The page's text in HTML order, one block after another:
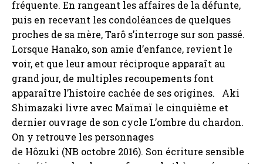
fréquente. En rangeant les affaires de la défunte,
puis en recevant les condoléances de quelques
proches de sa mère, Tarô s’interroge sur son passé.
Lorsque Hanako, son amie d’enfance, revient le
voir, et que leur amour réciproque apparaît au
grand jour, de multiples recoupements font
apparaître l’histoire cachée de ses origines. Aki
Shimazaki livre avec Maïmaï le cinquième et
dernier ouvrage de son cycle L’ombre du chardon.
On y retrouve les personnages
de Hôzuki (NB octobre 2016). Son écriture sensible